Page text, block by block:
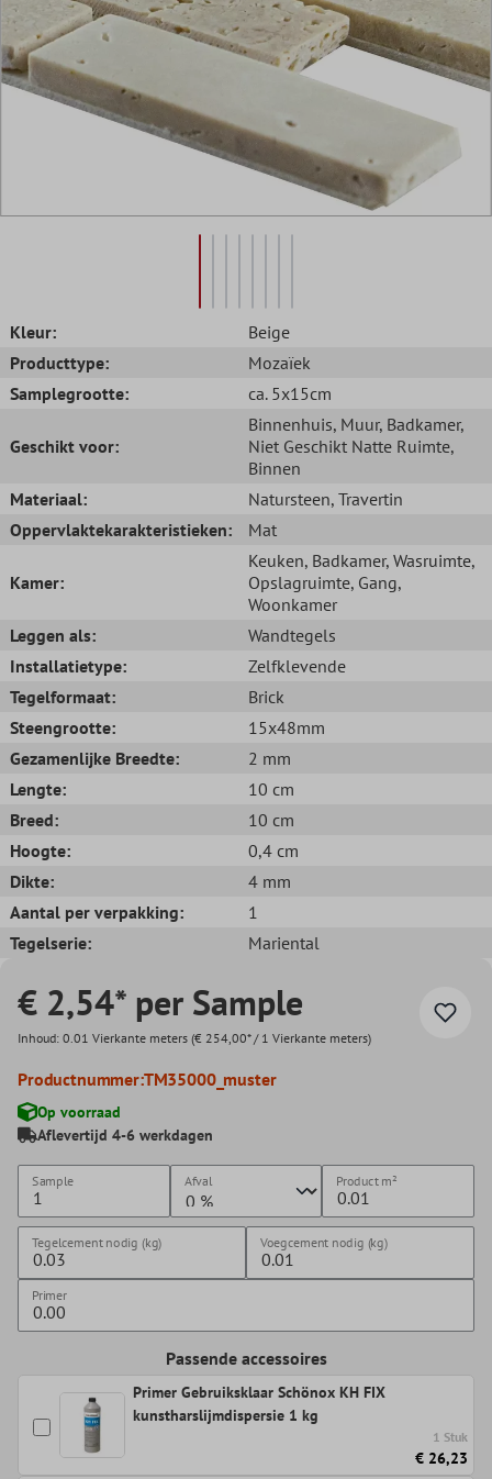
Kleur:
Beige
Producttype:
Mozaïek
Samplegrootte:
ca. 5x15cm
Geschikt voor:
Binnenhuis, Muur, Badkamer,
Niet Geschikt Natte Ruimte,
Binnen
Materiaal:
Natursteen, Travertin
Oppervlaktekarakteristieken:
Mat
Kamer:
Keuken, Badkamer, Wasruimte,
Opslagruimte, Gang,
Woonkamer
Leggen als:
Wandtegels
Installatietype:
Zelfklevende
Tegelformaat:
Brick
Steengrootte:
15x48mm
Gezamenlijke Breedte:
2 mm
Lengte:
10 cm
Breed:
10 cm
Hoogte:
0,4 cm
Dikte:
4 mm
Aantal per verpakking:
1
Tegelserie:
Mariental
€ 2,54* per Sample
Inhoud: 0.01 Vierkante meters (€ 254,00* / 1 Vierkante meters)
Productnummer:TM35000_muster
Op voorraad
Aflevertijd 4-6 werkdagen
Sample Afval Productm²
Tegelcement nodig (kg) Voegcement nodig (kg)
Primer
Passende accessoires
Primer Gebruiksklaar Schönox KH FIX
kunstharslijmdispersie 1 kg
1 Stuk
€ 26,23